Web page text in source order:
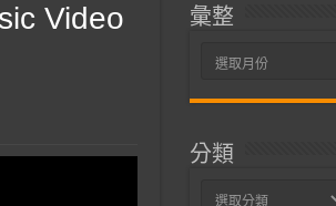
Video
彙整
彙
分類
分